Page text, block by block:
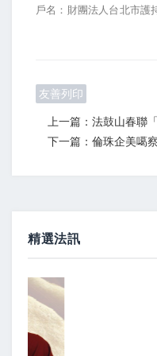
戶名：財團法人台北市護
友善列印
上一篇：法鼓山春聯
下一篇：倫珠企美噶
精選法訊